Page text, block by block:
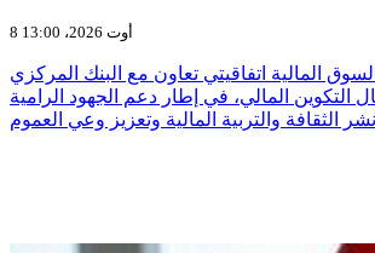
8 أوت 2026، 13:00
المالية اتفاقيتي تعاون مع البنك المركزي
التكوين المالي، في إطار دعم الجهود الرامية